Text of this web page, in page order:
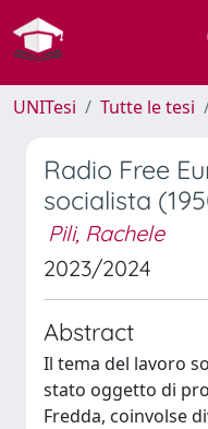
UNITesi Tutte le tesi
Radio Free
socialista
Pili, Rachele
2023/2024
Abstract
Il tema del lavoro
stato oggetto di
Fredda, coinvolse